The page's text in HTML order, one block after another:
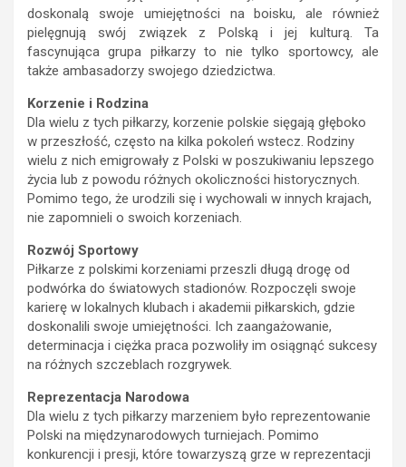
doskonalą swoje umiejętności na boisku, ale również
pielęgnują swój związek z Polską i jej kulturą. Ta
fascynująca grupa piłkarzy to nie tylko sportowcy, ale
także ambasadorzy swojego dziedzictwa.
Korzenie i Rodzina
Dla wielu z tych piłkarzy, korzenie polskie sięgają głęboko
w przeszłość, często na kilka pokoleń wstecz. Rodziny
wielu z nich emigrowały z Polski w poszukiwaniu lepszego
życia lub z powodu różnych okoliczności historycznych.
Pomimo tego, że urodzili się i wychowali w innych krajach,
nie zapomnieli o swoich korzeniach.
Rozwój Sportowy
Piłkarze z polskimi korzeniami przeszli długą drogę od
podwórka do światowych stadionów. Rozpoczęli swoje
karierę w lokalnych klubach i akademii piłkarskich, gdzie
doskonalili swoje umiejętności. Ich zaangażowanie,
determinacja i ciężka praca pozwoliły im osiągnąć sukcesy
na różnych szczeblach rozgrywek.
Reprezentacja Narodowa
Dla wielu z tych piłkarzy marzeniem było reprezentowanie
Polski na międzynarodowych turniejach. Pomimo
konkurencji i presji, które towarzyszą grze w reprezentacji